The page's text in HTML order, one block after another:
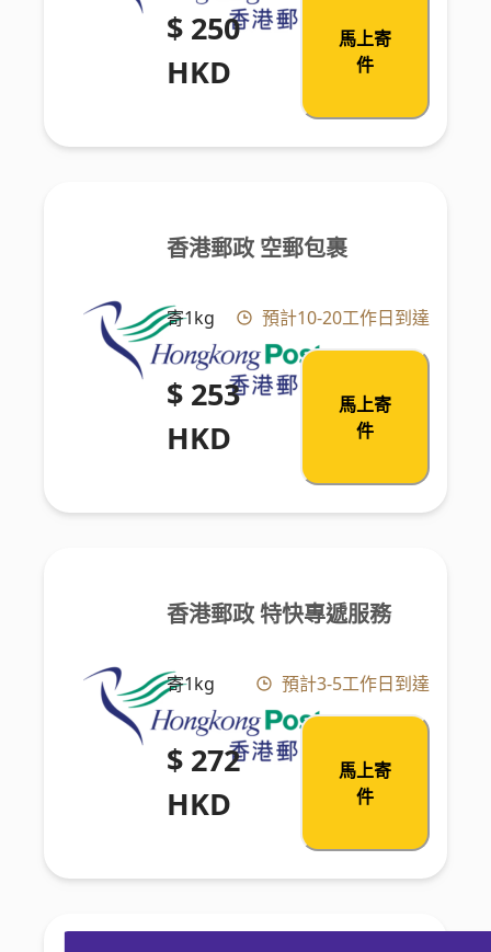
$ 250
HKD
馬上寄
件
香港郵政 空郵包裹
寄1kg 預計10-20工作日到達
$ 253
HKD
馬上寄
件
香港郵政 特快專遞服務
寄1kg 預計3-5工作日到達
$ 272
HKD
馬上寄
件